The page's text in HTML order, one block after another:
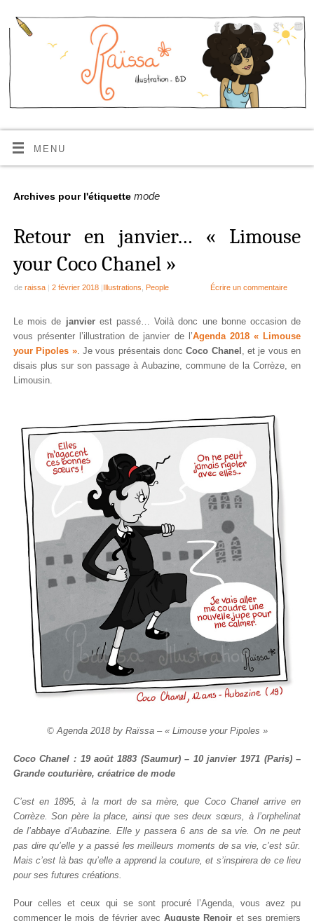
MENU
Archives pour l'étiquette mode
Retour en janvier… « Limouse
your Coco Chanel »
de raissa | 2 février 2018 |Illustrations People Écrire un commentaire
Le mois de janvierest passé… Voilà donc une bonne occasion de
vous présenter l’illustration de janvier de l’Agenda 2018 « Limouse
your Pipoles ». Je vous présentais doncCoco Chanel , et je vous en
disais plus sur son passage à Aubazine, commune de la Corrèze, en
Limousin.
© Agenda 2018 by Raïssa – « Limouse your Pipoles »
Coco Chanel : 19 août 1883 (Saumur) – 10 janvier 1971 (Paris) –
Grande couturière, créatrice de mode
C’est en 1895, à la mort de sa mère, que Coco Chanel arrive en
Corrèze. Son père la place, ainsi que ses deux sœurs, à l’orphelinat
de l’abbaye d’Aubazine. Elle y passera 6 ans de sa vie. On ne peut
pas dire qu’elle y a passé les meilleurs moments de sa vie, c’est sûr.
Mais c’est là bas qu’elle a apprend la couture, et s’inspirera de ce lieu
pour ses futures créations.
Pour celles et ceux qui se sont procuré l’Agenda, vous avez pu
commencer le mois de février avecAuguste Renoir et ses premiers